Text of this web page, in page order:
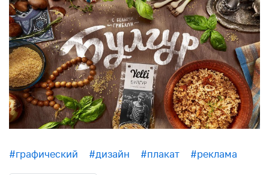
#графический #дизайн #плакат #реклама